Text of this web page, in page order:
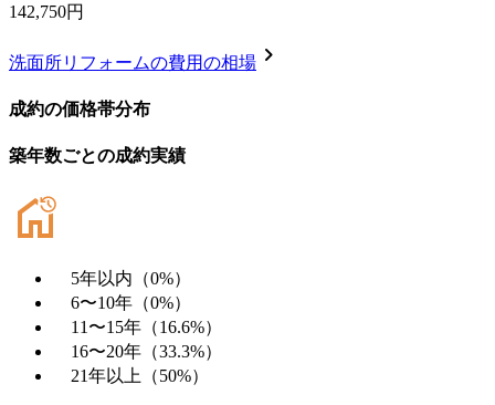
142,750円
洗面所リフォームの費用の相場 chevron_right
成約の価格帯分布
築年数ごとの成約実績
5年以内 （0%）
6〜10年 （0%）
11〜15年 （16.6%）
16〜20年 （33.3%）
21年以上
（50%）